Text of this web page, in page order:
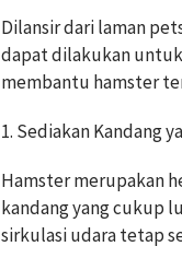
Dilansir dari laman
dapat dilakukan
membantu hamster
1. Sediakan Kandang
Hamster merupakan
kandang yang cukup
sirkulasi udara tetap